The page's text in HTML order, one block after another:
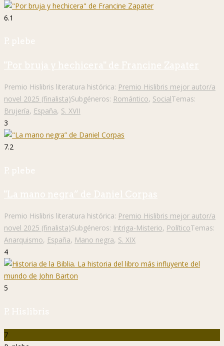
6.1
P. plebe
"Por bruja y hechicera" de Francine Zapater
Premio Hislibris literatura histórica: Premio Hislibris mejor autor/a
novel 2025 (finalista)Subgéneros: Romántico, SocialTemas:
Brujería, España, S. XVII
3
7.2
P. plebe
"La mano negra” de Daniel Corpas
Premio Hislibris literatura histórica: Premio Hislibris mejor autor/a
novel 2025 (finalista)Subgéneros: Intriga-Misterio, PolíticoTemas:
Anarquismo, España, Mano negra, S. XIX
4
5
P. Hislibris
7